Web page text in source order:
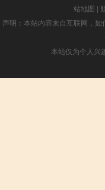
站地图 |
声明：本站内容来自互联网，
本站仅为个人兴